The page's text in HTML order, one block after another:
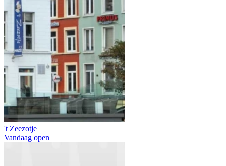
't Zeezotje
Vandaag open